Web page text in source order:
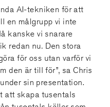
AI-tekniken för att
en målgrupp vi inte
kanske vi snarare
redan nu. Den stora
för oss utan varför vi
den är till för”, sa Chris
sin presentation.
att skapa tusentals